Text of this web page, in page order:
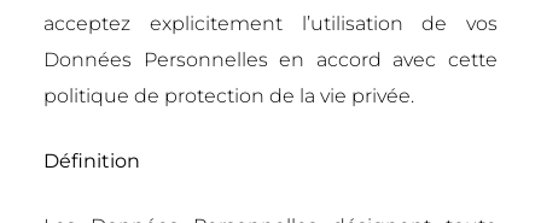
acceptez explicitement l’utilisation de vos
Données Personnelles en accord avec cette
politique de protection de la vie privée.
Définition